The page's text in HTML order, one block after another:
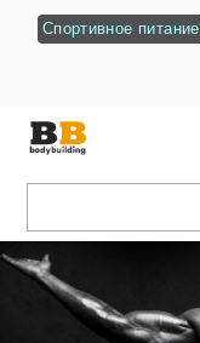
Спортивное питание